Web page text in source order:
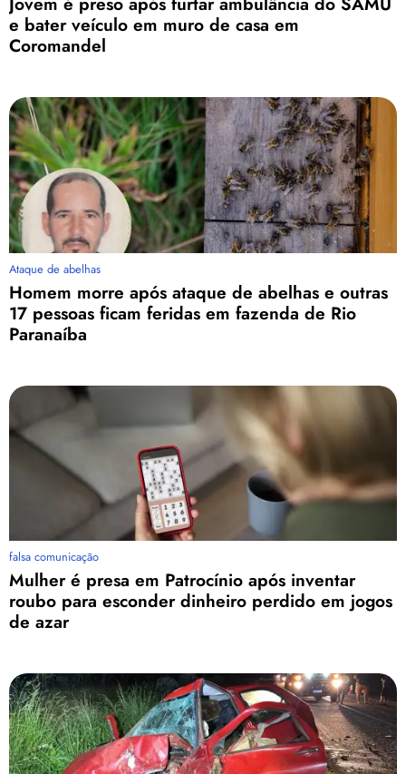
e bater veículo em muro de casa em
Coromandel
Ataque de abelhas
Homem morre após ataque de abelhas e outras
17 pessoas ficam feridas em fazenda de Rio
Paranaíba
falsa comunicação
Mulher é presa em Patrocínio após inventar
roubo para esconder dinheiro perdido em jogos
de azar